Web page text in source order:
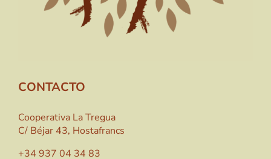
CONTACTO
Cooperativa La Tregua
C/ Béjar 43, Hostafrancs
+34 937 04 34 83